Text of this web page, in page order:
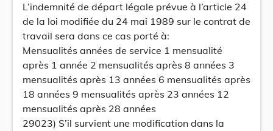
L’indemnité de départ légale prévue à l’article 24
de la loi modifiée du 24 mai 1989 sur le contrat de
travail sera dans ce cas porté à:
Mensualités années de service 1 mensualité
après 1 année 2 mensualités après 8 années 3
mensualités après 13 années 6 mensualités après
18 années 9 mensualités après 23 années 12
mensualités après 28 années
29023) S’il survient une modification dans la